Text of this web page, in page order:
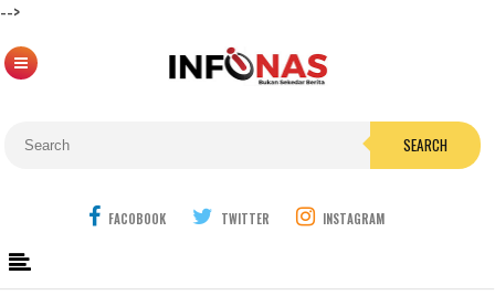
-->
SEARCH
FACOBOOK TWITTER INSTAGRAM